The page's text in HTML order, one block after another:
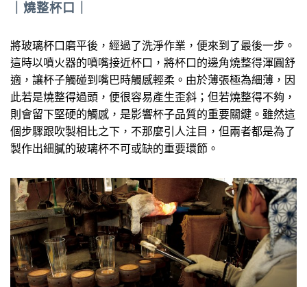
燒整杯口
將玻璃杯口磨平後，經過了洗淨作業，便來到了最後一步。
這時以噴火器的噴嘴接近杯口，將杯口的邊角燒整得渾圓舒
適，讓杯子觸碰到嘴巴時觸感輕柔。由於薄張極為細薄，因
此若是燒整得過頭，便很容易產生歪斜；但若燒整得不夠，
則會留下堅硬的觸感，是影響杯子品質的重要關鍵。雖然這
個步驟跟吹製相比之下，不那麼引人注目，但兩者都是為了
製作出細膩的玻璃杯不可或缺的重要環節。